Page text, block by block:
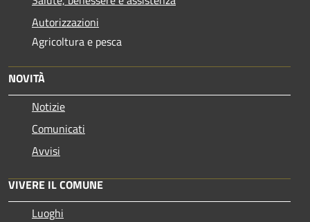
Autorizzazioni
Agricoltura e pesca
NOVITÀ
Notizie
Comunicati
Avvisi
VIVERE IL COMUNE
Luoghi